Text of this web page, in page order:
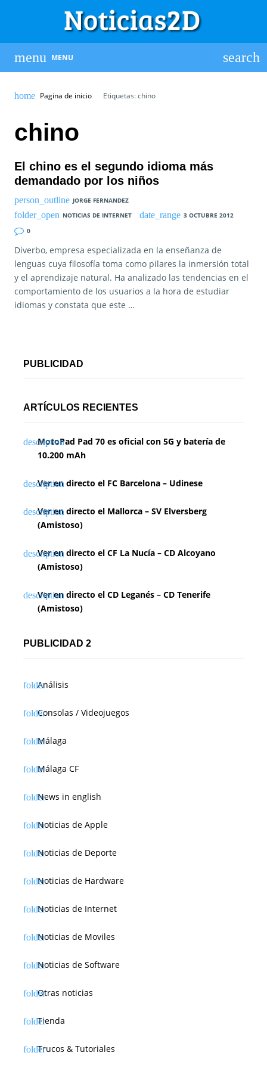
MENU
Pagina de inicio Etiquetas: chino
chino
El chino es el segundo idioma más
demandado por los niños
JORGE FERNANDEZ
NOTICIAS DE INTERNET
3 OCTUBRE 2012
0
Diverbo, empresa especializada en la enseñanza de
lenguas cuya filosofía toma como pilares la inmersión total
y el aprendizaje natural. Ha analizado las tendencias en el
comportamiento de los usuarios a la hora de estudiar
idiomas y constata que este …
PUBLICIDAD
ARTÍCULOS RECIENTES
MotoPad Pad 70 es oficial con 5G y batería de
10.200 mAh
Ver en directo el FC Barcelona – Udinese
Ver en directo el Mallorca – SV Elversberg
(Amistoso)
Ver en directo el CF La Nucía – CD Alcoyano
(Amistoso)
Ver en directo el CD Leganés – CD Tenerife
(Amistoso)
PUBLICIDAD 2
Análisis
Consolas / Videojuegos
Málaga
Málaga CF
News in english
Noticias de Apple
Noticias de Deporte
Noticias de Hardware
Noticias de Internet
Noticias de Moviles
Noticias de Software
Otras noticias
Tienda
Trucos & Tutoriales